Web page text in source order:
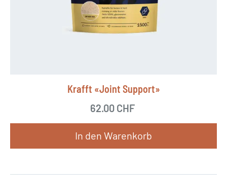
Krafft «Joint Support»
62.00 CHF
In den Warenkorb